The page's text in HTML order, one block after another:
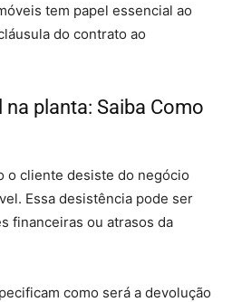
tem papel essencial ao
do contrato ao
planta: Saiba Como
o cliente desiste do negócio
Essa desistência pode ser
financeiras ou atrasos da
como será a devolução